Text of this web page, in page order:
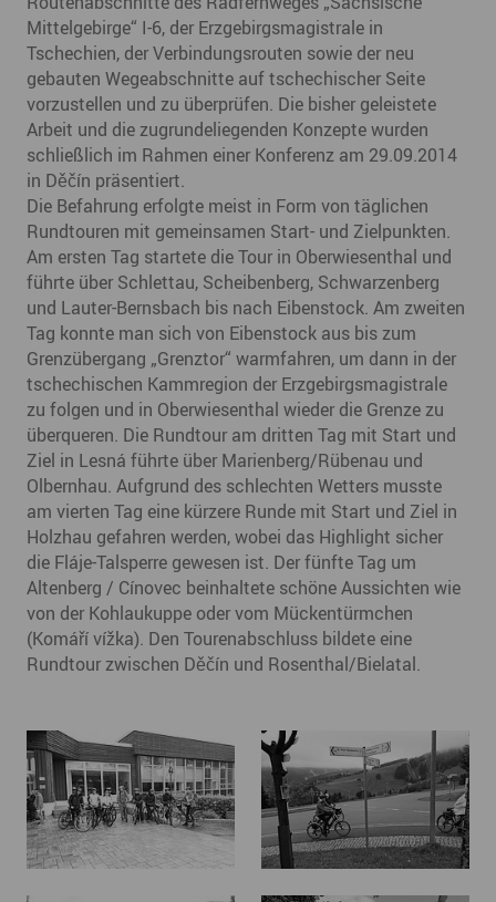
Mittelgebirge“ I-6, der Erzgebirgsmagistrale in
Tschechien, der Verbindungsrouten sowie der neu
gebauten Wegeabschnitte auf tschechischer Seite
vorzustellen und zu überprüfen. Die bisher geleistete
Arbeit und die zugrundeliegenden Konzepte wurden
schließlich im Rahmen einer Konferenz am 29.09.2014
in Děčín präsentiert.
Die Befahrung erfolgte meist in Form von täglichen
Rundtouren mit gemeinsamen Start- und Zielpunkten.
Am ersten Tag startete die Tour in Oberwiesenthal und
führte über Schlettau, Scheibenberg, Schwarzenberg
und Lauter-Bernsbach bis nach Eibenstock. Am zweiten
Tag konnte man sich von Eibenstock aus bis zum
Grenzübergang „Grenztor“ warmfahren, um dann in der
tschechischen Kammregion der Erzgebirgsmagistrale
zu folgen und in Oberwiesenthal wieder die Grenze zu
überqueren. Die Rundtour am dritten Tag mit Start und
Ziel in Lesná führte über Marienberg/Rübenau und
Olbernhau. Aufgrund des schlechten Wetters musste
am vierten Tag eine kürzere Runde mit Start und Ziel in
Holzhau gefahren werden, wobei das Highlight sicher
die Fláje-Talsperre gewesen ist. Der fünfte Tag um
Altenberg / Cínovec beinhaltete schöne Aussichten wie
von der Kohlaukuppe oder vom Mückentürmchen
(Komáří vížka). Den Tourenabschluss bildete eine
Rundtour zwischen Děčín und Rosenthal/Bielatal.